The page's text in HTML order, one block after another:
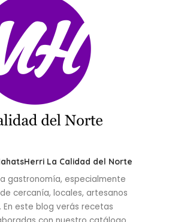
La Calidad del Norte
gastronomía, especialmente
cercanía, locales, artesanos
En este blog verás recetas